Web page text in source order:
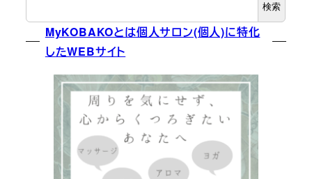
検索
MyKOBAKOとは個人サロン(個人)に特化
したWEBサイト